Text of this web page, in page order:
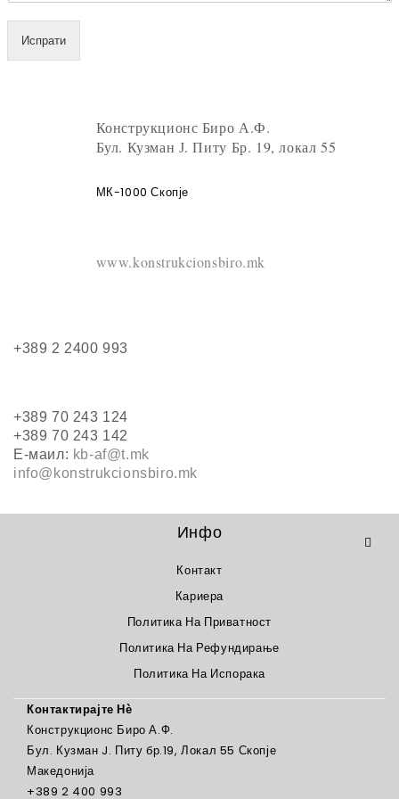
Испрати
Конструкционс Биро А.Ф.
Бул. Кузман Ј. Питу Бр. 19, локал 55
МК-1000 Скопје
www.konstrukcionsbiro.mk
+389 2 2400 993
+389 70 243 124
+389 70 243 142
Е-маил: kb-af@t.mk
info@konstrukcionsbiro.mk
Инфо
Контакт
Кариера
Политика На Приватност
Политика На Рефундирање
Политика На Испорака
Контактирајте Нѐ
Конструкционс Биро А.Ф.
Бул. Кузман J. Питу бр.19, Локал 55 Скопје
Македонија
+389 2 400 993